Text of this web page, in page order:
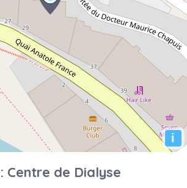
i
Centre de Dialyse